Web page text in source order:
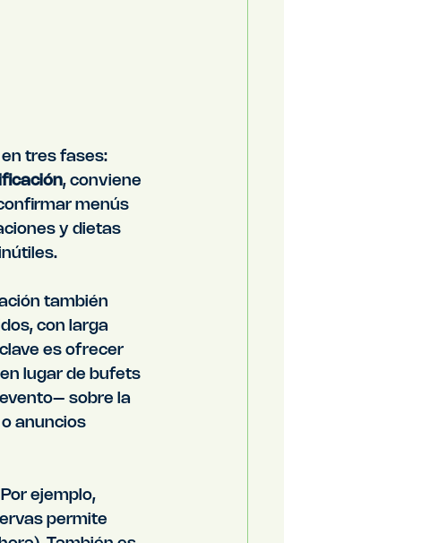
tres fases:
, conviene
menús
y dietas
también
con larga
es ofrecer
lugar de bufets
sobre la
anuncios
Por ejemplo,
permite